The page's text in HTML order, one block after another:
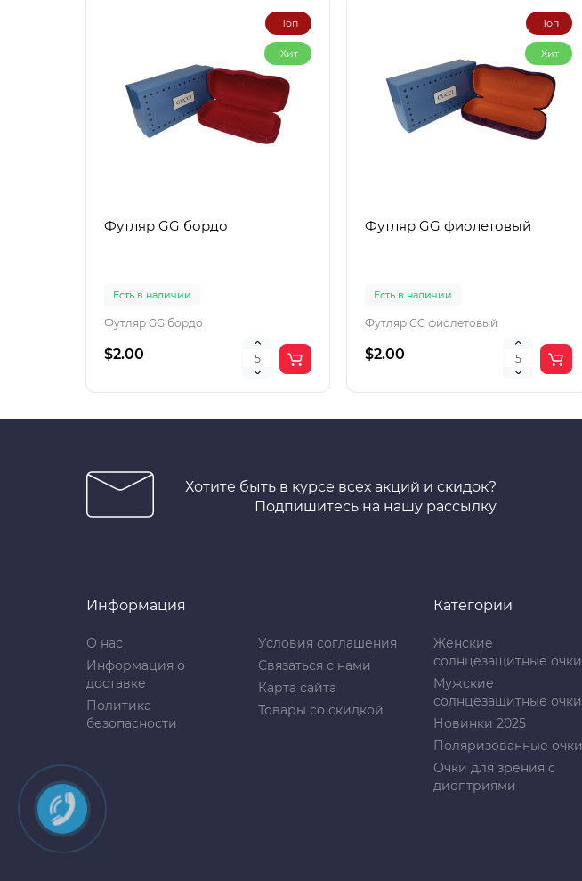
Топ
Хит
Футляр GG бордо
Есть в наличии
Футляр GG бордо
$2.00
Топ
Хит
Футляр GG фиолетовый
Есть в наличии
Футляр GG фиолетовый
$2.00
Хотите быть в курсе всех акций и скидок?
Подпишитесь на нашу рассылку
Информация
О нас
Информация о
доставке
Политика
безопасности
Условия соглашения
Связаться с нами
Карта сайта
Товары со скидкой
Категории
Женские
солнцезащитные очки
Мужские
солнцезащитные очки
Новинки 2025
Поляризованные очки
Очки для зрения с
диоптриями